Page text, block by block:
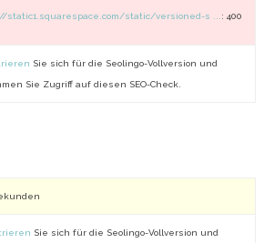
static1.squarespace.com/static/versioned-s ... : 400
Sie sich für die Seolingo-Vollversion und
Sie Zugriff auf diesen SEO-Check.
Sie sich für die Seolingo-Vollversion und